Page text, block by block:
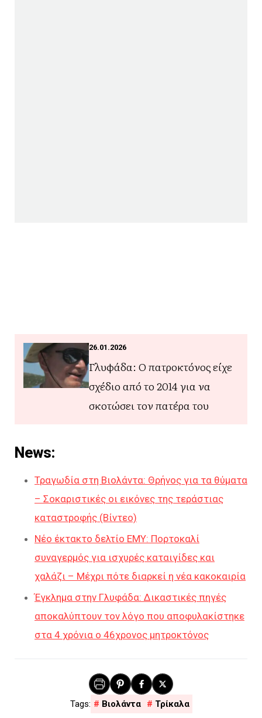
26.01.2026
Γλυφάδα: Ο πατροκτόνος είχε
σχέδιο από το 2014 για να
σκοτώσει τον πατέρα του
News:
Τραγωδία στη Βιολάντα: Θρήνος για τα θύματα
– Σοκαριστικές οι εικόνες της τεράστιας
καταστροφής (Βίντεο)
Νέο έκτακτο δελτίο ΕΜΥ: Πορτοκαλί
συναγερμός για ισχυρές καταιγίδες και
χαλάζι – Μέχρι πότε διαρκεί η νέα κακοκαιρία
Έγκλημα στην Γλυφάδα: Δικαστικές πηγές
αποκαλύπτουν τον λόγο που αποφυλακίστηκε
στα 4 χρόνια ο 46χρονος μητροκτόνος
Βιολάντα Τρίκαλα